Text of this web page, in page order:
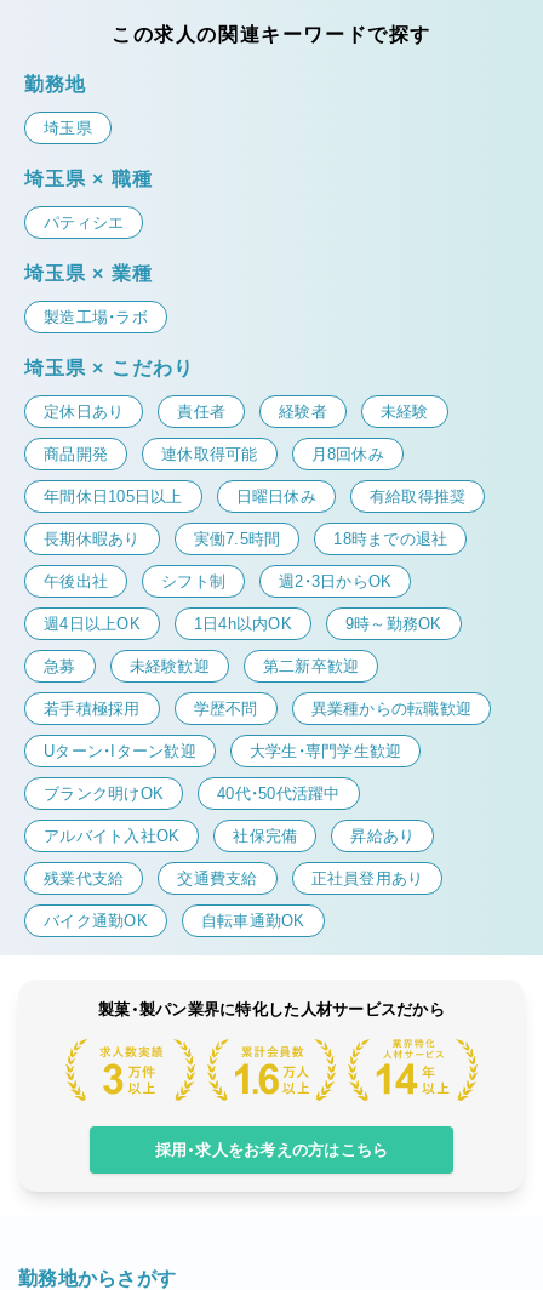
この求人の関連キーワードで探す
勤務地
埼玉県
埼玉県 × 職種
パティシエ
埼玉県 × 業種
製造工場・ラボ
埼玉県 × こだわり
定休日あり 責任者 経験者 未経験
商品開発 連休取得可能 月8回休み
年間休日105日以上 日曜日休み 有給取得推奨
長期休暇あり 実働7.5時間 18時までの退社
午後出社 シフト制 週2・3日からOK
週4日以上OK 1日4h以内OK 9時～勤務OK
急募 未経験歓迎 第二新卒歓迎
若手積極採用 学歴不問 異業種からの転職歓迎
Uターン・Iターン歓迎 大学生・専門学生歓迎
ブランク明けOK 40代・50代活躍中
アルバイト入社OK 社保完備 昇給あり
残業代支給 交通費支給 正社員登用あり
バイク通勤OK 自転車通勤OK
製菓・製パン業界に特化した人材サービスだから
採用・求人をお考えの方はこちら
勤務地からさがす